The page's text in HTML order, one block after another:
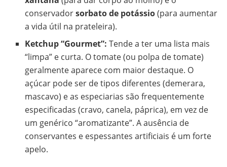
conservadorsorbato de potássio(para aumentar
a vida útil na prateleira).
Ketchup “Gourmet”: Tende a ter uma lista mais
“limpa” e curta. O tomate (ou polpa de tomate)
geralmente aparece com maior destaque. O
açúcar pode ser de tipos diferentes (demerara,
mascavo) e as especiarias são frequentemente
especificadas (cravo, canela, páprica), em vez de
um genérico “aromatizante”. A ausência de
conservantes e espessantes artificiais é um forte
apelo.